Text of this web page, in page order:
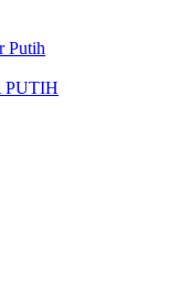
Putih
PUTIH